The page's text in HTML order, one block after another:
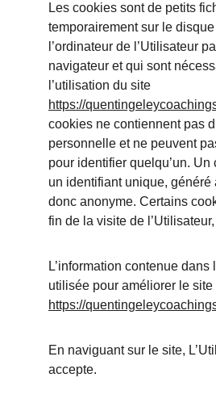
Les cookies sont de petits
temporairement sur le
l’ordinateur de l’Utilisateur
navigateur et qui sont
l’utilisation du site
https://
cookies ne contiennent pas
personnelle et ne peuvent
pour identifier quelqu’un.
un identifiant unique, généré
donc anonyme. Certains
fin de la visite de
L’information contenue
utilisée pour améliorer le site
https://
En naviguant sur le site,
accepte.